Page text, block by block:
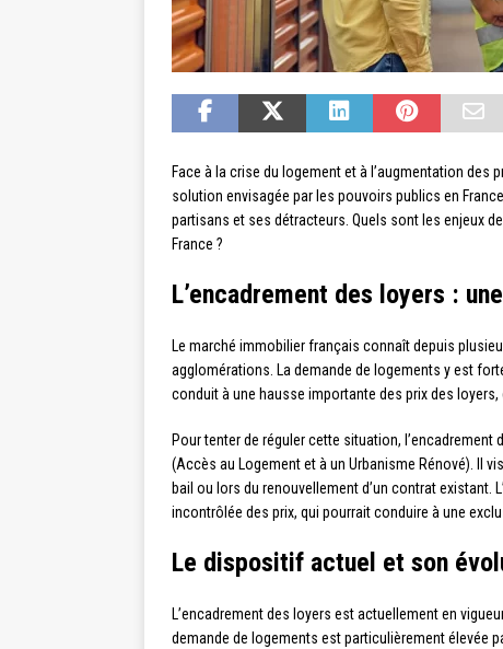
Face à la crise du logement et à l’augmentation des
solution envisagée par les pouvoirs publics en
partisans et ses détracteurs. Quels sont les enjeux
France ?
L’encadrement des loyers :
Le marché immobilier français connaît depuis
agglomérations. La demande de logements y est
conduit à une hausse importante des prix des loyers,
Pour tenter de réguler cette situation, l’encadrement
(Accès au Logement et à un Urbanisme Rénové). Il
bail ou lors du renouvellement d’un contrat existant.
incontrôlée des prix, qui pourrait conduire à une
Le dispositif actuel et son
L’encadrement des loyers est actuellement en
demande de logements est particulièrement élevée